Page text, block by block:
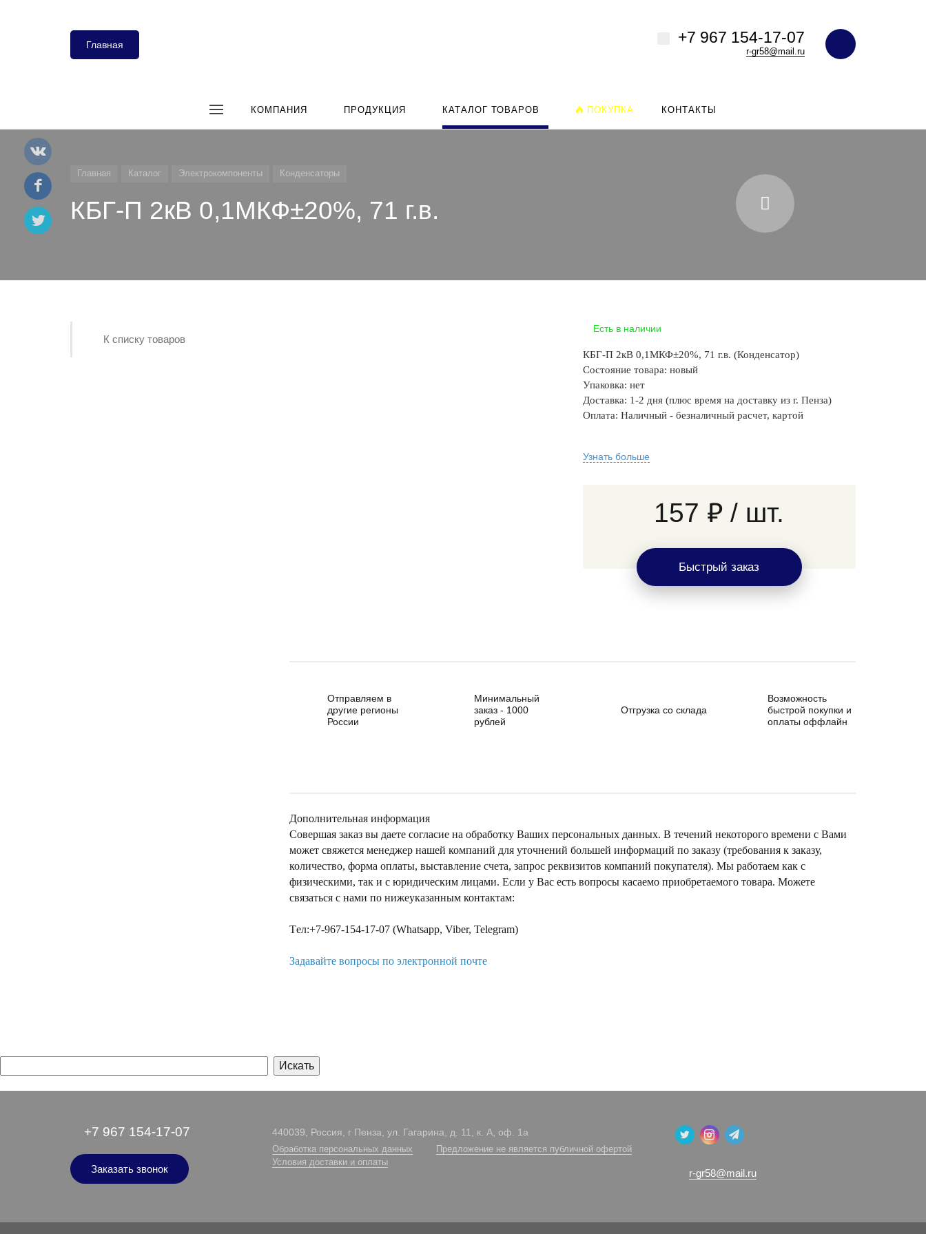
Главная +7 967 154-17-07
r-gr58@mail.ru
КОМПАНИЯ ПРОДУКЦИЯ КАТАЛОГ ТОВАРОВ ПОКУПКА КОНТАКТЫ
Главная Каталог Электрокомпоненты Конденсаторы
КБГ-П 2кВ 0,1МКФ±20%, 71 г.в.
К списку товаров
Есть в наличии
КБГ-П 2кВ 0,1МКФ±20%, 71 г.в. (Конденсатор)
Состояние товара: новый
Упаковка: нет
Доставка: 1-2 дня (плюс время на доставку из г. Пенза)
Оплата: Наличный - безналичный расчет, картой
Узнать больше
157 ₽ / шт.
Быстрый заказ
Отправляем в
другие регионы
России
Минимальный
заказ - 1000
рублей
Отгрузка со склада
Возможность
быстрой покупки и
оплаты оффлайн
Дополнительная информация
Совершая заказ вы даете согласие на обработку Ваших персональных данных. В течений некоторого времени с Вами
может свяжется менеджер нашей компаний для уточнений большей информаций по заказу (требования к заказу,
количество, форма оплаты, выставление счета, запрос реквизитов компаний покупателя). Мы работаем как с
физическими, так и с юридическим лицами. Если у Вас есть вопросы касаемо приобретаемого товара. Можете
связаться с нами по нижеуказанным контактам:
Tел:+7-967-154-17-07 (Whatsapp, Viber, Telegram)
Задавайте вопросы по электронной почте
+7 967 154-17-07
Заказать звонок
440039, Россия, г Пенза, ул. Гагарина, д. 11, к. А, оф. 1а
Обработка персональных данных
Предложение не является публичной офертой
Условия доставки и оплаты
r-gr58@mail.ru